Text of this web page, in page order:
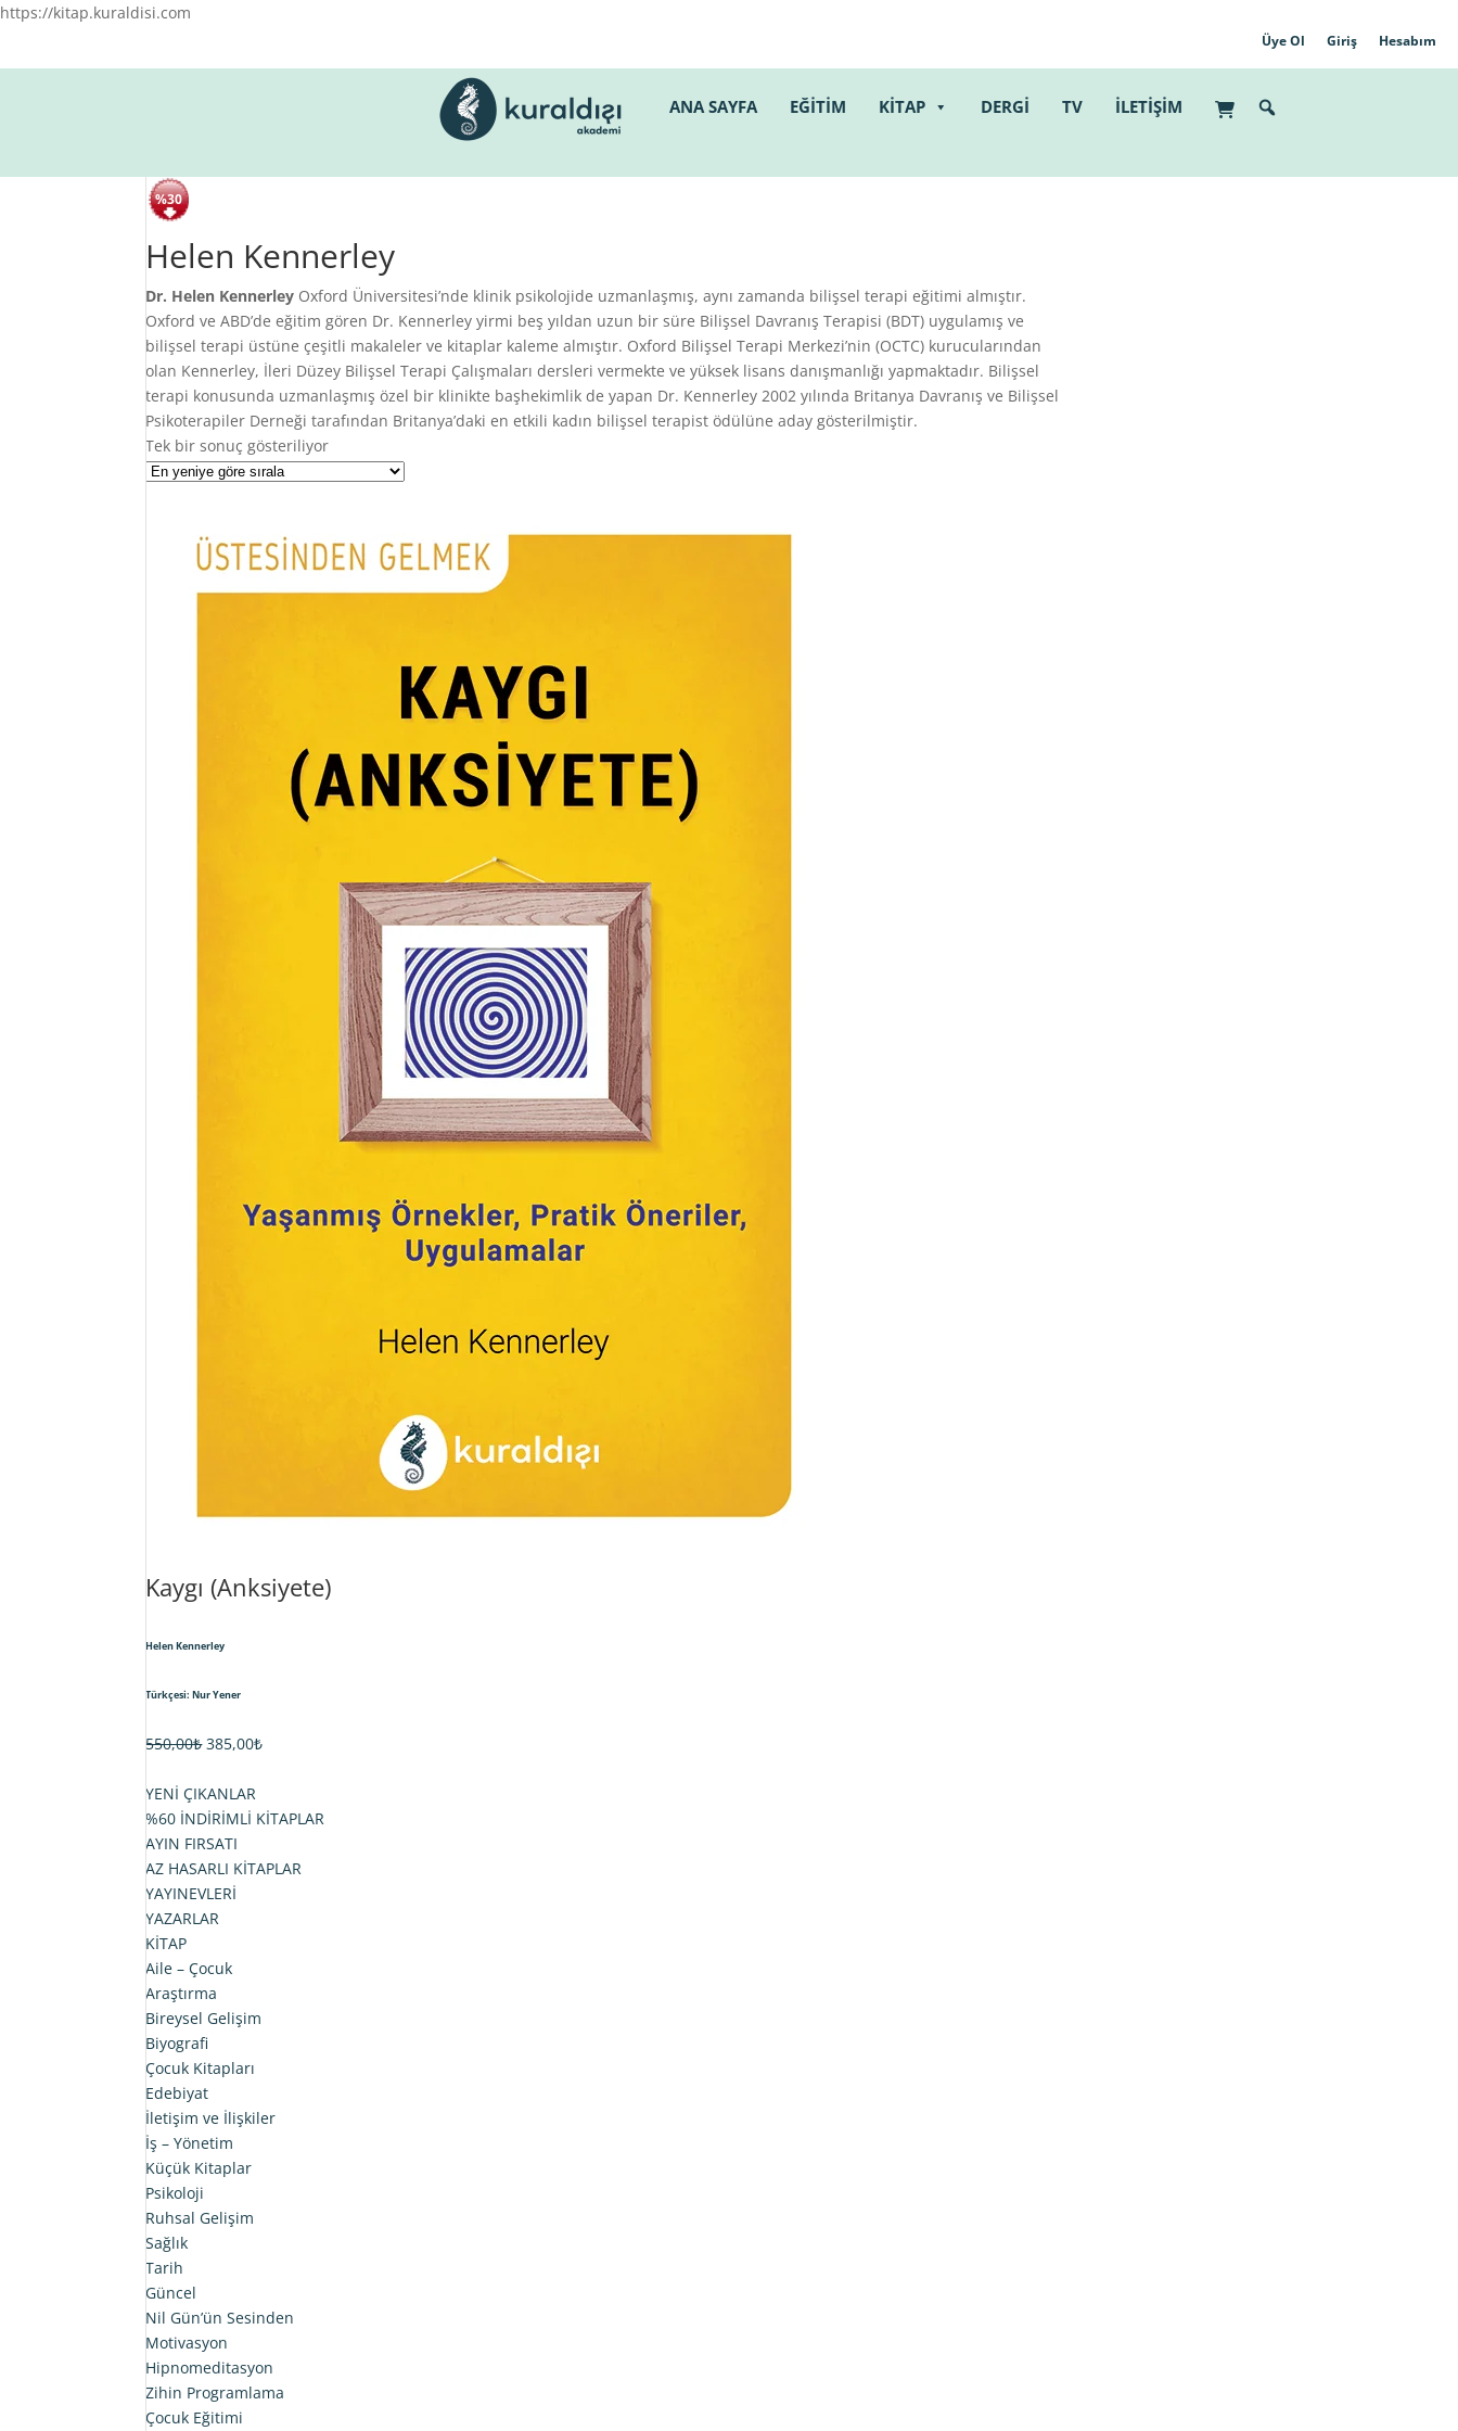
https://kitap.kuraldisi.com
Üye Ol Giriş Hesabım
ANA SAYFA EĞİTİM KİTAP DERGİ TV İLETİŞİM
Helen Kennerley
Dr. Helen Kennerley Oxford Üniversitesi’nde klinik psikolojide uzmanlaşmış, aynı zamanda bilişsel terapi eğitimi almıştır.
Oxford ve ABD’de eğitim gören Dr. Kennerley yirmi beş yıldan uzun bir süre Bilişsel Davranış Terapisi (BDT) uygulamış ve
bilişsel terapi üstüne çeşitli makaleler ve kitaplar kaleme almıştır. Oxford Bilişsel Terapi Merkezi’nin (OCTC) kurucularından
olan Kennerley, İleri Düzey Bilişsel Terapi Çalışmaları dersleri vermekte ve yüksek lisans danışmanlığı yapmaktadır. Bilişsel
terapi konusunda uzmanlaşmış özel bir klinikte başhekimlik de yapan Dr. Kennerley 2002 yılında Britanya Davranış ve Bilişsel
Psikoterapiler Derneği tarafından Britanya’daki en etkili kadın bilişsel terapist ödülüne aday gösterilmiştir.
Tek bir sonuç gösteriliyor
%30
Kaygı (Anksiyete)
Helen Kennerley
Türkçesi: Nur Yener
550,00₺ Orijinal
550,00₺.
385,00₺Şu
385,00₺.
YENİ ÇIKANLAR
%60 İNDİRİMLİ KİTAPLAR
AYIN FIRSATI
AZ HASARLI KİTAPLAR
YAYINEVLERİ
YAZARLAR
KİTAP
Aile – Çocuk
Araştırma
Bireysel Gelişim
Biyografi
Çocuk Kitapları
Edebiyat
İletişim ve İlişkiler
İş – Yönetim
Küçük Kitaplar
Psikoloji
Ruhsal Gelişim
Sağlık
Tarih
Güncel
Nil Gün’ün Sesinden
Motivasyon
Hipnomeditasyon
Zihin Programlama
Çocuk Eğitimi